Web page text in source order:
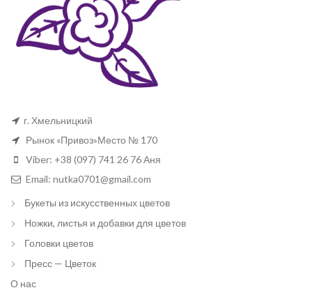
г. Хмельницкий
Рынок «Привоз»Место № 170
Viber: +38 (097) 741 26 76 Аня
Email: nutka0701@gmail.com
Букеты из искусственных цветов
Ножки, листья и добавки для цветов
Головки цветов
Пресс — Цветок
О нас